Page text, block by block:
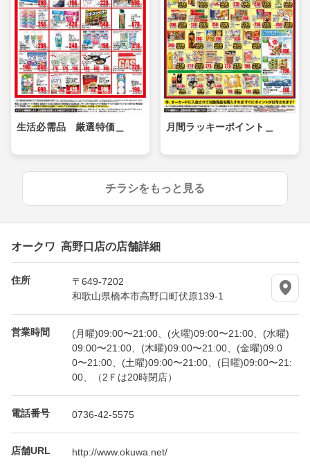
生活必需品 厳選特価＿ 月間ラッキーポイント＿
チラシをもっと見る
オークワ 高野口店の店舗詳細
住所
〒649-7202
和歌山県橋本市高野口町伏原139-1
営業時間
(月曜)09:00〜21:00、(火曜)09:00〜21:00、(水曜)
09:00〜21:00、(木曜)09:00〜21:00、(金曜)09:0
0〜21:00、(土曜)09:00〜21:00、(日曜)09:00〜21:
00、（2Ｆは20時閉店）
電話番号 0736-42-5575
店舗URL http://www.okuwa.net/